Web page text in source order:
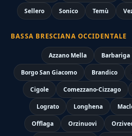
Sellero Sonico Temù
BASSA BRESCIANA OCCIDENTALE
Azzano Mella Barbariga
Borgo San Giacomo Brandico
Cigole Comezzano-Cizzago
Lograto Longhena
Offlaga Orzinuovi